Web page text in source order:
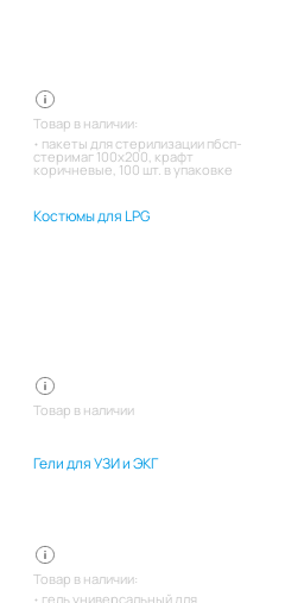
Товар в наличии:
пакеты для стерилизации пбсп-
стеримаг 100х200, крафт
коричневые, 100 шт. в упаковке
Костюмы для LPG
Товар в наличии
Гели для УЗИ и ЭКГ
Товар в наличии:
гель универсальный для